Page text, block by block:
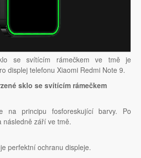
se svítícím rámečkem ve tmě je
displej telefonu Xiaomi Redmi Note 9.
sklo se svítícím rámečkem
na principu fosforeskující barvy. Po
následně září ve tmě.
perfektní ochranu displeje.